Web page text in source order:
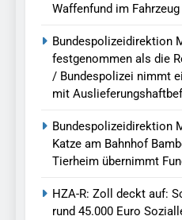
Waffenfund im Fahrzeug
Bundespolizeidirektion
festgenommen als die
/ Bundespolizei nimmt
mit
Bundespolizeidirektion
Katze am Bahnhof
Tierheim übernimmt
HZA-R: Zoll deckt auf:
rund 45.000 Euro